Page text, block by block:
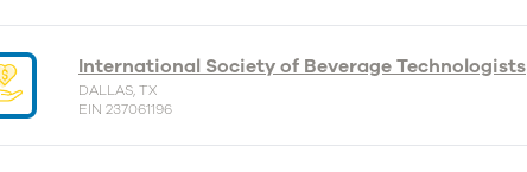
International Society of Beverage Technologists
DALLAS, TX
EIN 237061196